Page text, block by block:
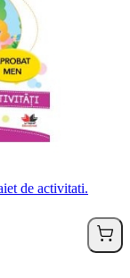
de activitati.